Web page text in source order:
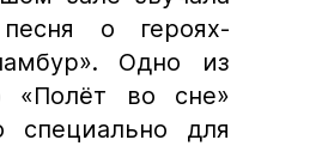
о героях-
Одно из
«Полёт во сне»
специально для